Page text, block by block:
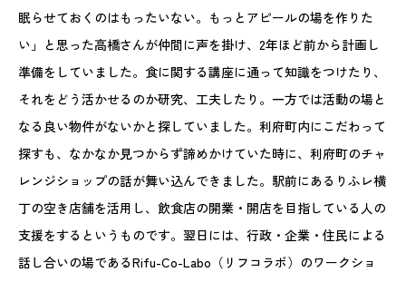
眠らせておくのはもったいない。もっとアピールの場を作りた
い」と思った高橋さんが仲間に声を掛け、2年ほど前から計画し
準備をしていました。食に関する講座に通って知識をつけたり、
それをどう活かせるのか研究、工夫したり。一方では活動の場と
なる良い物件がないかと探していました。利府町内にこだわって
探すも、なかなか見つからず諦めかけていた時に、利府町のチャ
レンジショップの話が舞い込んできました。駅前にあるりふレ横
丁の空き店舗を活用し、飲食店の開業・開店を目指している人の
支援をするというものです。翌日には、行政・企業・住民による
話し合いの場であるRifu-Co-Labo（リフコラボ）のワークショ